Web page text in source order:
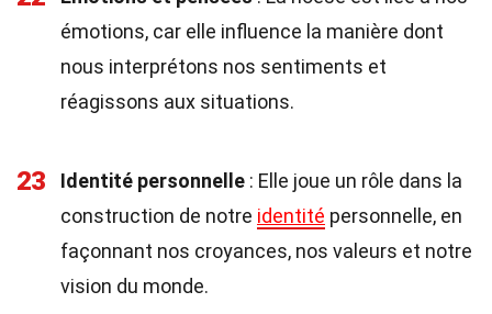
émotions, car elle influence la manière dont
nous interprétons nos sentiments et
réagissons aux situations.
23 Identité personnelle : Elle joue un rôle dans la
construction de notre identité personnelle, en
façonnant nos croyances, nos valeurs et notre
vision du monde.